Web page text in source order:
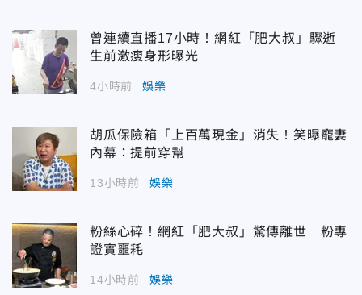
曾連續直播17小時！網紅「肥大叔」驟逝
生前激瘦身形曝光
4小時前 娛樂
胡瓜保險箱「上百萬現金」消失！笑曝寵妻
內幕：提前穿幫
13小時前 娛樂
粉絲心碎！網紅「肥大叔」驚傳離世 粉專
證實噩耗
14小時前 娛樂